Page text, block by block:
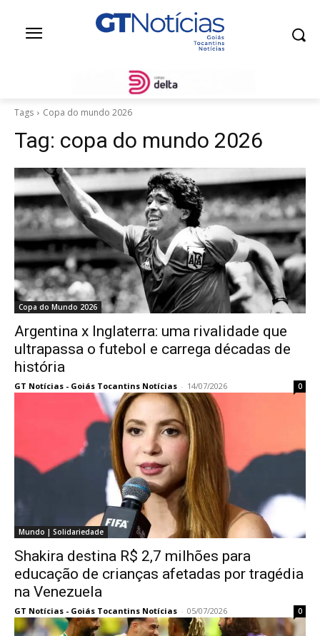
Tags Copa do mundo 2026
Tag: copa do mundo 2026
Copa do Mundo 2026
Argentina x Inglaterra: uma rivalidade que
ultrapassa o futebol e carrega décadas de
história
GT Notícias - Goiás Tocantins Notícias - 14/07/2026 0
Mundo | Solidariedade
Shakira destina R$ 2,7 milhões para
educação de crianças afetadas por tragédia
na Venezuela
GT Notícias - Goiás Tocantins Notícias - 05/07/2026 0